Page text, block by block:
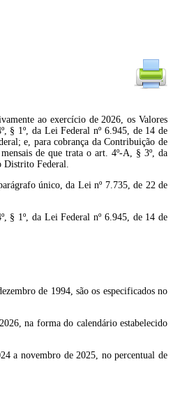
ao exercício de 2026, os Valores
§ 1º, da Lei Federal nº 6.945, de 14 de
e, para cobrança da Contribuição de
de que trata o art. 4º-A, § 3º, da
Distrito Federal.
único, da Lei nº 7.735, de 22 de
§ 1º, da Lei Federal nº 6.945, de 14 de
de 1994, são os especificados no
na forma do calendário estabelecido
a novembro de 2025, no percentual de